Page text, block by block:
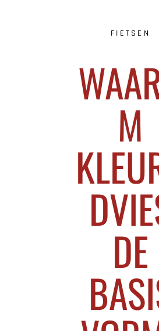
FIETSEN
M
DE